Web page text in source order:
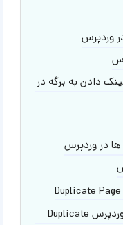
وردپرس
دادن به برگه در
در وردپرس
آموزش کار با افزونه کپی صفحات وردپرس Duplicate